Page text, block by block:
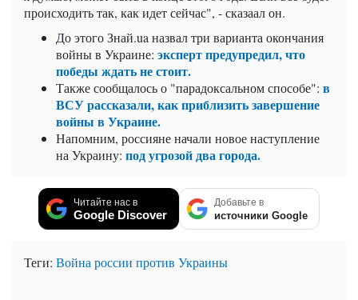
происходить так, как идет сейчас", - сказаал он.
До этого Знай.ua назвал три варианта окончания
войны в Украине: эксперт предупредил, что
победы ждать не стоит.
Также сообщалось о "парадоксальном способе": в
ВСУ рассказали, как приблизить завершение
войны в Украине.
Напомним, россияне начали новое наступление
на Украину: под угрозой два города.
Читайте нас в
Google Discover
Добавьте в
источники Google
Теги: Война россии против Украины